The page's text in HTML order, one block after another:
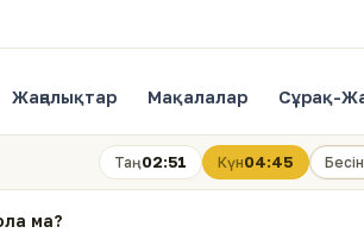
Жаңалықтар Мақалалар Сұрақ-
Таң02:51 Күн04:45 Бесін
ма?